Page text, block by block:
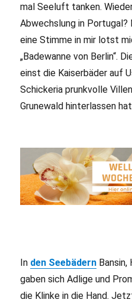
mal Seeluft tanken.
Abwechslung in Portugal?
eine Stimme in mir lotst
„Badewanne von Berlin“.
einst die Kaiserbäder auf
Schickeria prunkvolle
Grunewald hinterlassen
In den Seebädern
gaben sich Adlige und
die Klinke in die Hand.